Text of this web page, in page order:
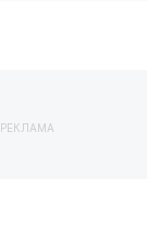
РЕКЛАМА